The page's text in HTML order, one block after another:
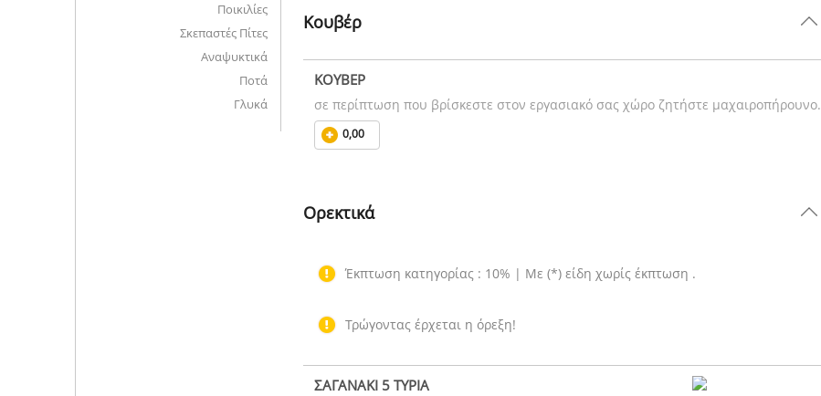
Ποικιλίες
Σκεπαστές Πίτες
Αναψυκτικά
Ποτά
Γλυκά
Κουβέρ
ΚΟΥΒΕΡ
σε περίπτωση που βρίσκεστε στον εργασιακό σας χώρο ζητήστε μαχαιροπήρουνο.
0,00
Ορεκτικά
Έκπτωση κατηγορίας : 10% | Με (*) είδη χωρίς έκπτωση .
Τρώγοντας έρχεται η όρεξη!
ΣΑΓΑΝΑΚΙ 5 ΤΥΡΙΑ